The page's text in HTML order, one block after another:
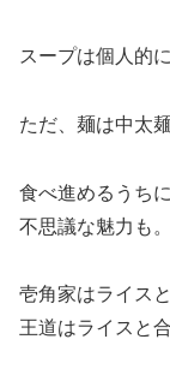
スープは個人的
ただ、麺は中太
食べ進めるうち
不思議な魅力も。
壱角家はライス
王道はライスと